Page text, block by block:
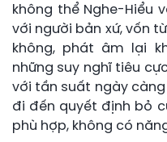
không thể Nghe-Hiểu
với người bản xứ, vốn
không, phát âm lại
những suy nghĩ tiêu
với tần suất ngày
đi đến quyết định bỏ
phù hợp, không có